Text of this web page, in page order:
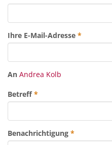
Ihre E-Mail-Adresse *
An Andrea Kolb
Betreff*
Benachrichtigung *